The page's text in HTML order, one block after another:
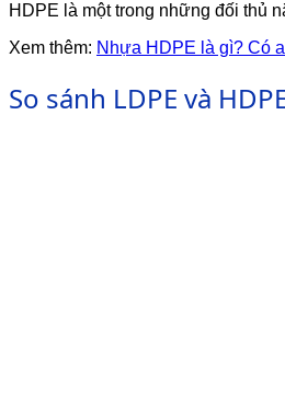
HDPE là một trong những đối thủ
Xem thêm: Nhựa HDPE là gì? Có
So sánh LDPE và